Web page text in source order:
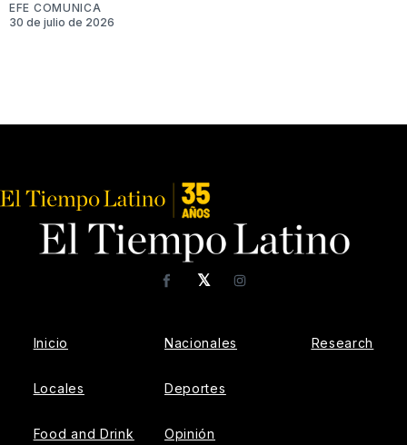
EFE COMUNICA
30 de julio de 2026
𝕏
FacebookInstagram
Inicio
Locales
Food and Drink
Nacionales
Deportes
Opinión
Research